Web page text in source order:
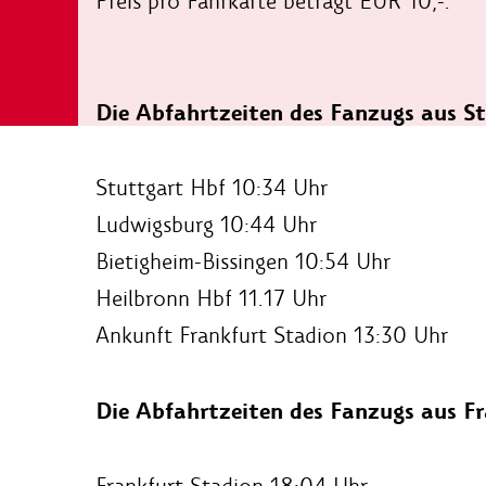
Die Abfahrtzeiten des Fanzugs aus
Stuttgart Hbf 10:34 Uhr
Ludwigsburg 10:44 Uhr
Bietigheim-Bissingen 10:54 Uhr
Heilbronn Hbf 11.17 Uhr
Ankunft Frankfurt Stadion 13:30 Uhr
Die Abfahrtzeiten des Fanzugs aus